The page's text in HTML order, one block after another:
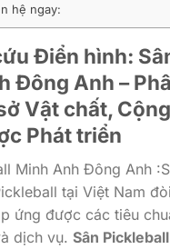
hệ ngay:
Điển hình:
Đông Anh –
Vật chất,
Phát triển
Minh Anh Đông Anh
tại Việt Nam
ứng được các tiêu
dịch vụ. Sân